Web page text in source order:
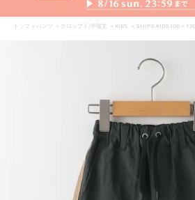
トップ > パンツ > クロップド/半端丈 > KIDS > SHIPS KIDS:100～